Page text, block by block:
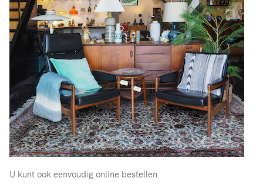
U kunt ook eenvoudig online bestellen.